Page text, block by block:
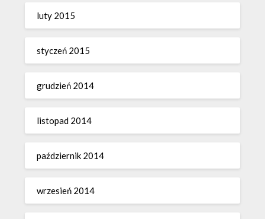
luty 2015
styczeń 2015
grudzień 2014
listopad 2014
październik 2014
wrzesień 2014